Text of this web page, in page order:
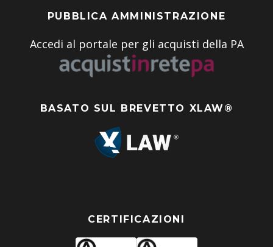
PUBBLICA AMMINISTRAZIONE
Accedi al portale per gli acquisti della PA
BASATO SUL BREVETTO XLAW®
CERTIFICAZIONI